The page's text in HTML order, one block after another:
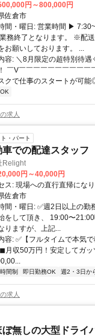
円～800,000円
佐倉市
間・曜日: 営業時間 ▶
務終了となります。 ※配
お願いしております。 ...
容: ＼8月限定の超特別待
￣V￣￣￣￣￣￣￣￣￣
クで仕事のスタートが可
求人
・パート
車での配達スタッフ
Relight
円～40,000円
アクセス: 現場への直行直帰に
佐倉市
間・曜日: ✅週2日以上の
をして頂き、 19:00〜
りますが、上記...
容: ✅【フルタイムで本気
月収50万円！安定してガ
間制 即日勤務OK 週2・3日か
求人
ぼ無しの大型ドライ